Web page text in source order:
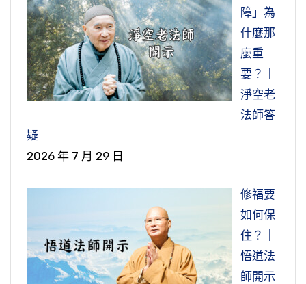
障」為
什麼那
麼重
要？｜
淨空老
法師答
疑
2026 年 7 月 29 日
修福要
如何保
住？｜
悟道法
師開示